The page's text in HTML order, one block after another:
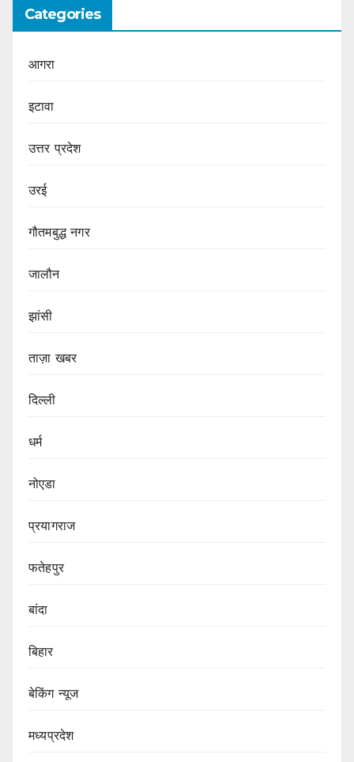
Categories
आगरा
इटावा
उत्तर प्रदेश
उरई
गौतमबुद्ध नगर
जालौन
झांसी
ताज़ा खबर
दिल्ली
धर्म
नोएडा
प्रयागराज
फतेहपुर
बांदा
बिहार
बेकिंग न्यूज
मध्यप्रदेश